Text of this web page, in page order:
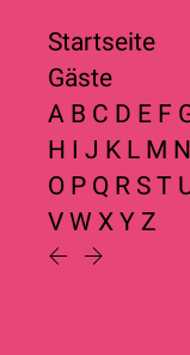
Startseite
Gäste
A B C D E F
H I J K L M N
O P Q R S T
V W X Y Z